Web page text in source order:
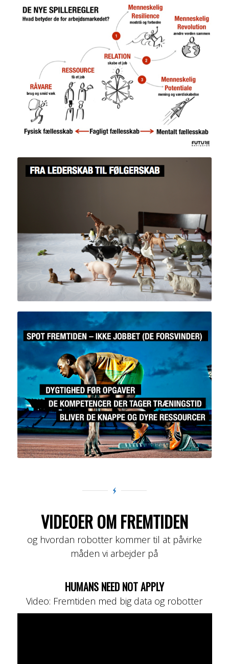
VIDEOER OM FREMTIDEN
og hvordan robotter kommer til at påvirke
måden vi arbejder på
HUMANS NEED NOT APPLY
Video: Fremtiden med big data og robotter